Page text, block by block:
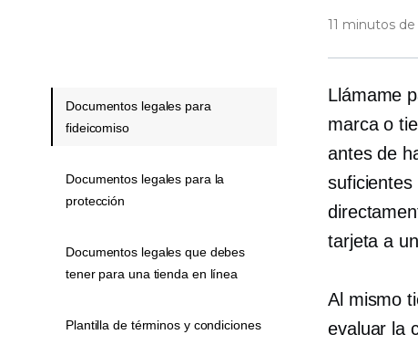
11 minutos
Llámame
marca o
antes de
tarjeta a
Al mismo
evaluar la
Documentos legales para
fideicomiso
Documentos legales para la
protección
Documentos legales que debes
tener para una tienda en línea
Plantilla de términos y condiciones